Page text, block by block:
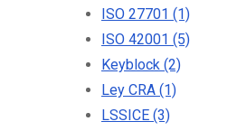
ISO 27701 (1)
ISO 42001 (5)
Keyblock (2)
Ley CRA (1)
LSSICE (3)